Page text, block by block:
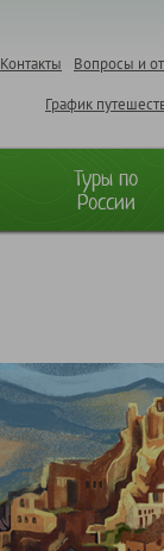
Вопросы и
Контакты
График
Туры по
России